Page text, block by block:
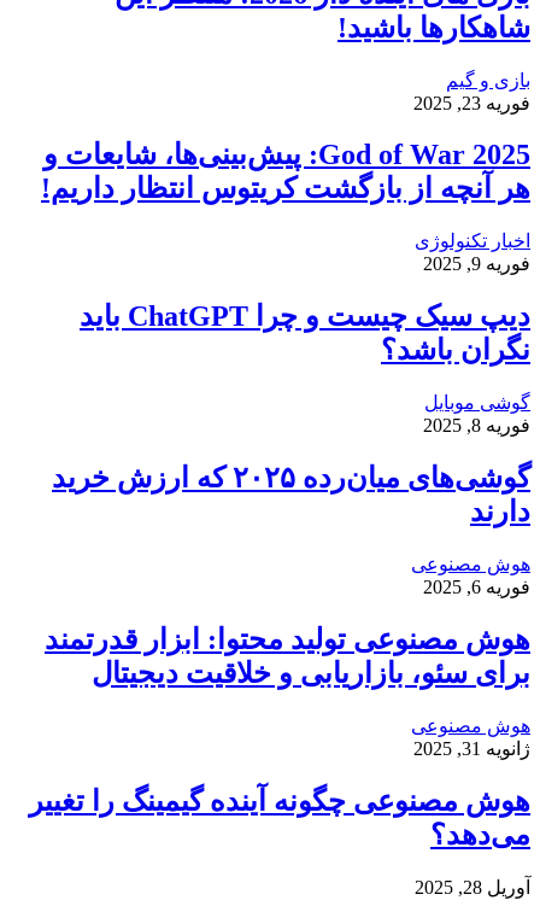
شاهکارها باشید!
بازی و گیم
فوریه 23, 2025
God of War 2025: پیش‌بینی‌ها، شایعات و
هر آنچه از بازگشت کریتوس انتظار داریم!
اخبار تکنولوژی
فوریه 9, 2025
دیپ سیک چیست و چرا ChatGPT باید
نگران باشد؟
گوشی موبایل
فوریه 8, 2025
گوشی‌های میان‌رده ۲۰۲۵ که ارزش خرید
دارند
هوش مصنوعی
فوریه 6, 2025
هوش مصنوعی تولید محتوا: ابزار قدرتمند
برای سئو، بازاریابی و خلاقیت دیجیتال
هوش مصنوعی
ژانویه 31, 2025
هوش مصنوعی چگونه آینده گیمینگ را تغییر
می‌دهد؟
آوریل 28, 2025